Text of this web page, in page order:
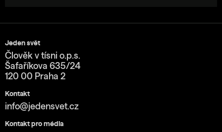
Jeden svět
Člověk v tísni o.p.s.
Šafaříkova 635/24
120 00 Praha 2
Kontakt
info@jedensvet.cz
Kontakt pro média